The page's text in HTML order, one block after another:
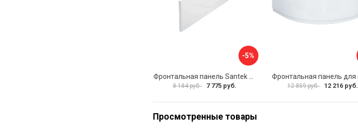
-5%
8 184 руб. 7 775 руб. 12 859 руб. 12 216 руб.
Просмотренные товары